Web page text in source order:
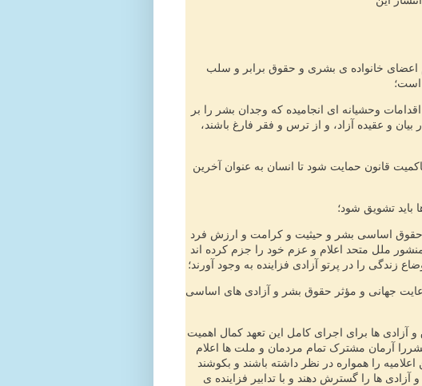
اعضای خانواده ی بشری و حقوق برابر و سلب
است؛
وحشیانه ای انجامیده که وجدان بشر را بر
و عقیده آزاد، و از ترس و فقر فارغ باشند،
قانون حمایت شود تا انسان به عنوان آخرین
باید تشویق شود؛
حقوق اساسی بشر و حیثیت و کرامت و ارزش فرد
ملل متحد اعلام و عزم خود را جزم کرده اند
زندگی را در پرتو آزادی فزاینده به وجود آورند؛
جهانی و مؤثر حقوق بشر و آزادی های اساسی
ها برای اجرای کامل این تعهد کمال اهمیت
آرمان مشترک تمام مردمان و ملت ها اعلام
را همواره در نظر داشته باشند و بکوشند
ها را گسترش دهند و با تدابیر فزاینده ی